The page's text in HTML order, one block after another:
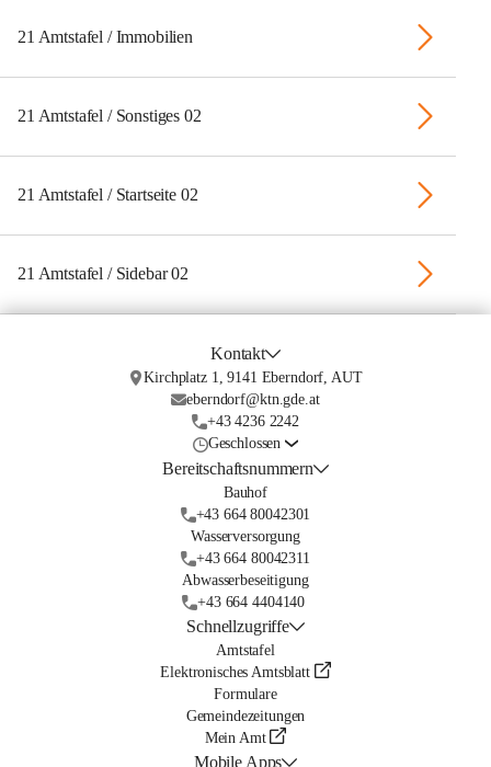
21 Amtstafel / Immobilien
21 Amtstafel / Sonstiges 02
21 Amtstafel / Startseite 02
21 Amtstafel / Sidebar 02
Kontakt
Kirchplatz 1, 9141 Eberndorf, AUT
eberndorf@ktn.gde.at
+43 4236 2242
Geschlossen
Bereitschaftsnummern
Bauhof
+43 664 80042301
Wasserversorgung
+43 664 80042311
Abwasserbeseitigung
+43 664 4404140
Schnellzugriffe
Amtstafel
Elektronisches Amtsblatt
Formulare
Gemeindezeitungen
Mein Amt
Mobile Apps